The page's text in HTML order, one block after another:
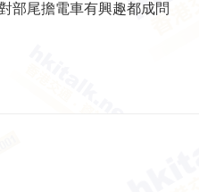
部尾擔電車有興趣都成問